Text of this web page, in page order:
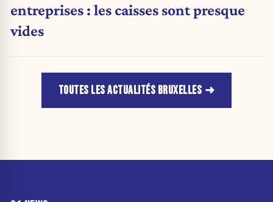
entreprises : les caisses sont presque
vides
TOUTES LES ACTUALITÉS BRUXELLES